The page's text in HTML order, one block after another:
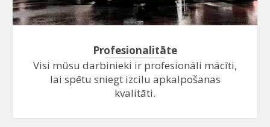
Profesionalitāte
Visi mūsu darbinieki ir profesionāli mācīti,
lai spētu sniegt izcilu apkalpošanas
kvalitāti.